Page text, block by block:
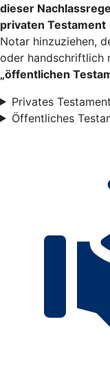
dieser
privaten Testament
Notar hinzuziehen,
oder handschriftlich
„öffentlichen
Privates Testament
Öffentliches